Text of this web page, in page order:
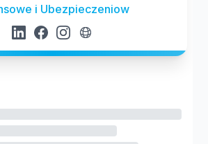
i Ubezpieczeniow